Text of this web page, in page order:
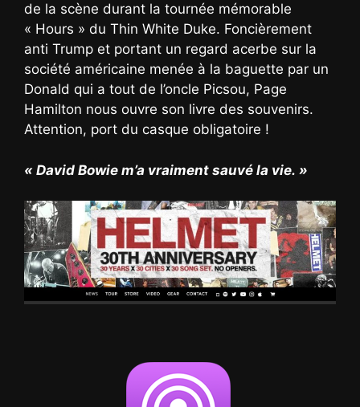
de la scène durant la tournée mémorable
« Hours » du Thin White Duke. Foncièrement
anti Trump et portant un regard acerbe sur la
société américaine menée à la baguette par un
Donald qui a tout de l’oncle Picsou, Page
Hamilton nous ouvre son livre des souvenirs.
Attention, port du casque obligatoire !
« David Bowie m’a vraiment sauvé la vie. »